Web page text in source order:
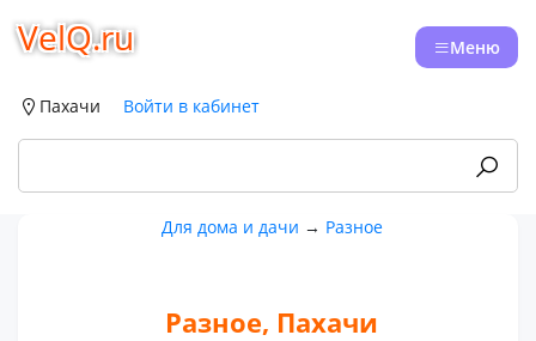
VelQ.ru Меню
Пахачи Войти в кабинет
Для дома и дачи → Разное
Разное, Пахачи